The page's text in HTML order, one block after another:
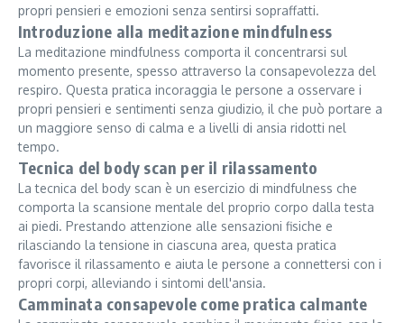
propri pensieri e emozioni senza sentirsi sopraffatti.
Introduzione alla meditazione mindfulness
La meditazione mindfulness comporta il concentrarsi sul
momento presente, spesso attraverso la consapevolezza del
respiro. Questa pratica incoraggia le persone a osservare i
propri pensieri e sentimenti senza giudizio, il che può portare a
un maggiore senso di calma e a livelli di ansia ridotti nel
tempo.
Tecnica del body scan per il rilassamento
La tecnica del body scan è un esercizio di mindfulness che
comporta la scansione mentale del proprio corpo dalla testa
ai piedi. Prestando attenzione alle sensazioni fisiche e
rilasciando la tensione in ciascuna area, questa pratica
favorisce il rilassamento e aiuta le persone a connettersi con i
propri corpi, alleviando i sintomi dell'ansia.
Camminata consapevole come pratica calmante